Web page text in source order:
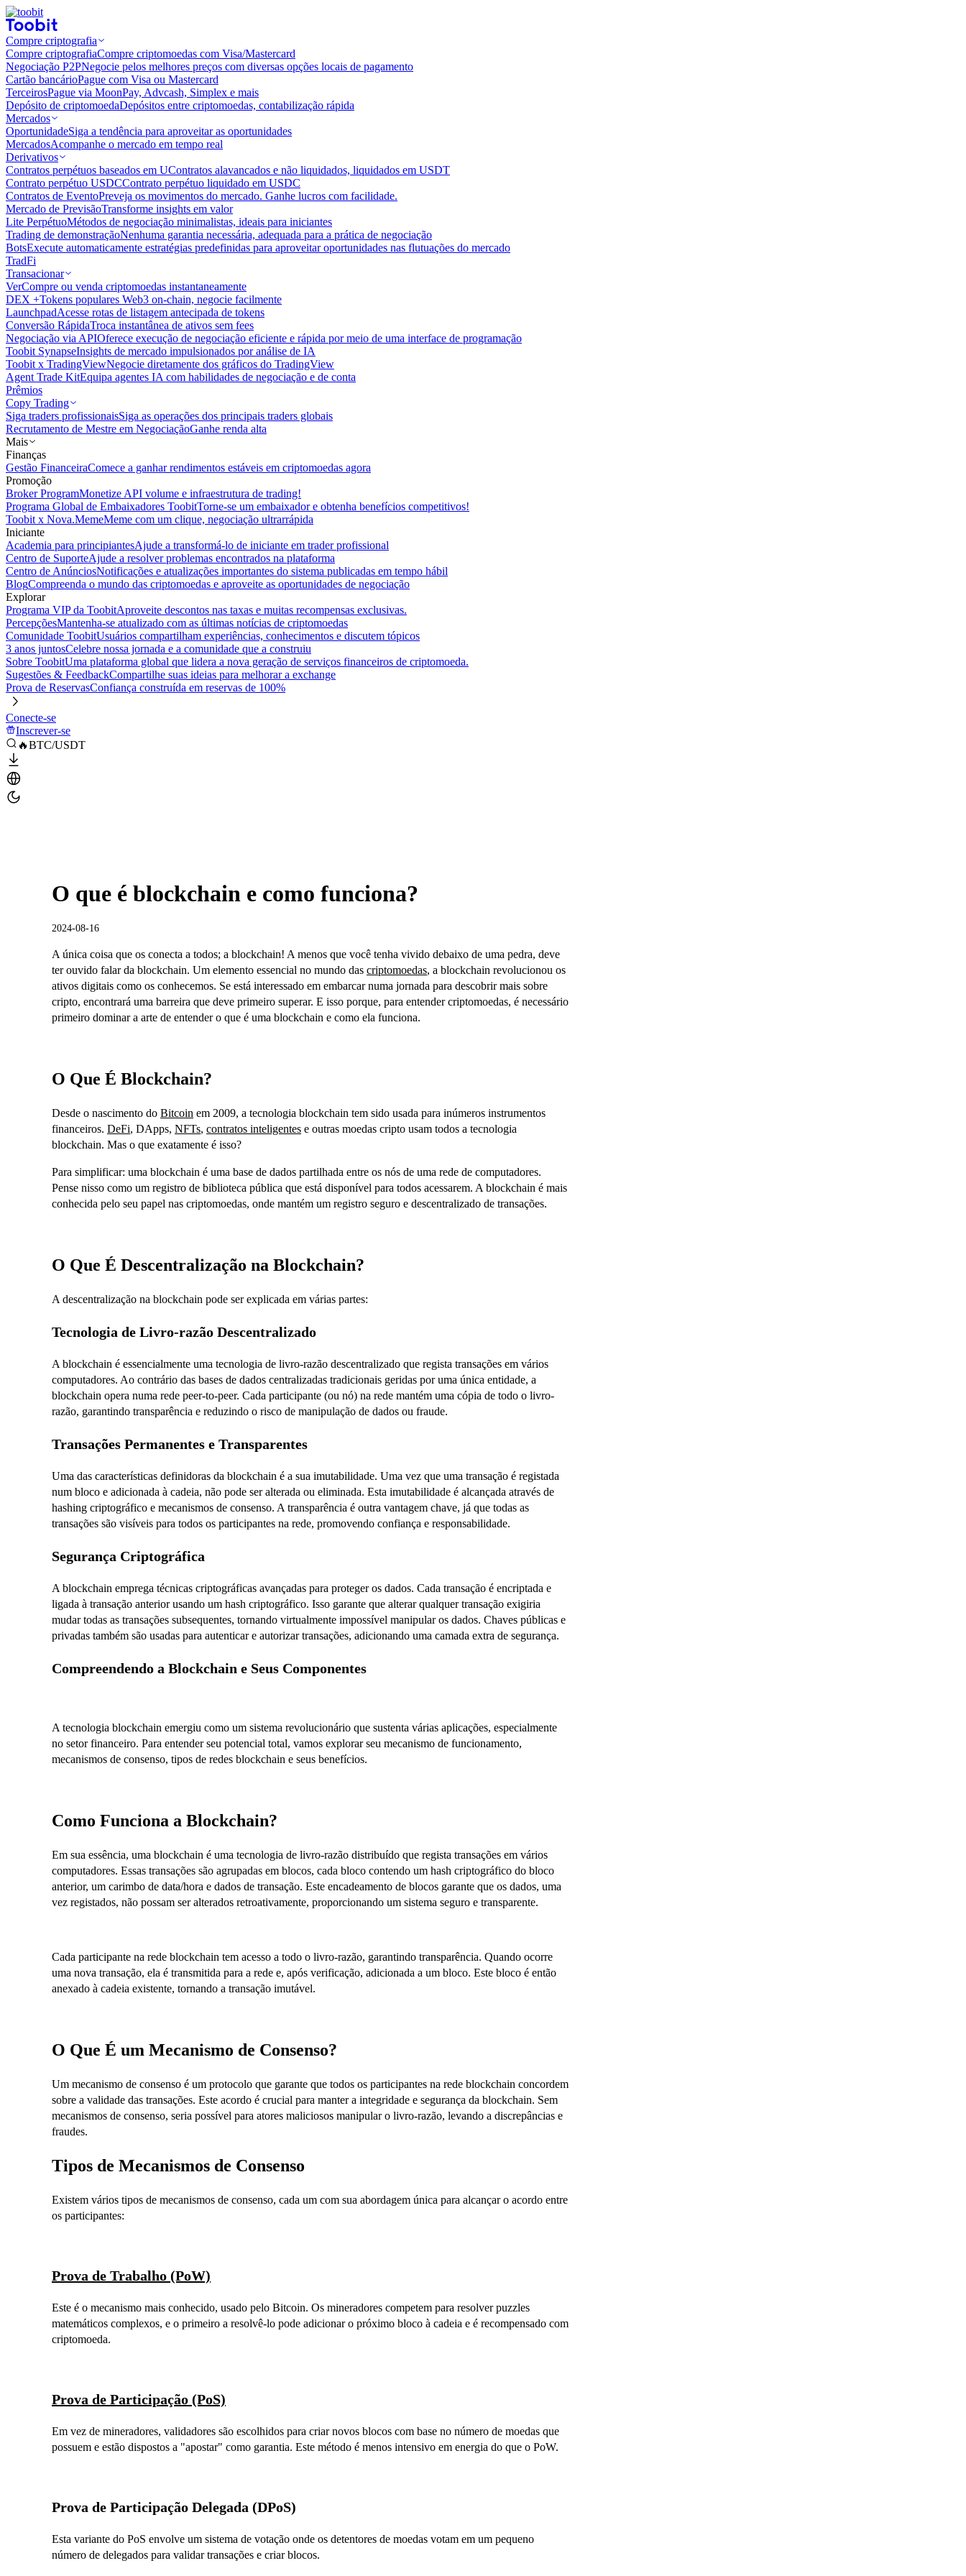
Compre criptografia
Compre criptografiaCompre criptomoedas com Visa/Mastercard
Negociação P2PNegocie pelos melhores preços com diversas opções locais de pagamento
Cartão bancárioPague com Visa ou Mastercard
TerceirosPague via MoonPay, Advcash, Simplex e mais
Depósito de criptomoedaDepósitos entre criptomoedas, contabilização rápida
Mercados
OportunidadeSiga a tendência para aproveitar as oportunidades
MercadosAcompanhe o mercado em tempo real
Derivativos
Contratos perpétuos baseados em UContratos alavancados e não liquidados, liquidados em USDT
Contrato perpétuo USDCContrato perpétuo liquidado em USDC
Contratos de EventoPreveja os movimentos do mercado. Ganhe lucros com facilidade.
Mercado de PrevisãoTransforme insights em valor
Lite PerpétuoMétodos de negociação minimalistas, ideais para iniciantes
Trading de demonstraçãoNenhuma garantia necessária, adequada para a prática de negociação
BotsExecute automaticamente estratégias predefinidas para aproveitar oportunidades nas flutuações do mercado
TradFi
Transacionar
VerCompre ou venda criptomoedas instantaneamente
DEX +Tokens populares Web3 on-chain, negocie facilmente
LaunchpadAcesse rotas de listagem antecipada de tokens
Conversão RápidaTroca instantânea de ativos sem fees
Negociação via APIOferece execução de negociação eficiente e rápida por meio de uma interface de programação
Toobit SynapseInsights de mercado impulsionados por análise de IA
Toobit x TradingViewNegocie diretamente dos gráficos do TradingView
Agent Trade KitEquipa agentes IA com habilidades de negociação e de conta
Prêmios
Copy Trading
Siga traders profissionaisSiga as operações dos principais traders globais
Recrutamento de Mestre em NegociaçãoGanhe renda alta
Mais
Finanças
Gestão FinanceiraComece a ganhar rendimentos estáveis em criptomoedas agora
Promoção
Broker ProgramMonetize API volume e infraestrutura de trading!
Programa Global de Embaixadores ToobitTorne-se um embaixador e obtenha benefícios competitivos!
Toobit x Nova.MemeMeme com um clique, negociação ultrarrápida
Iniciante
Academia para principiantesAjude a transformá-lo de iniciante em trader profissional
Centro de SuporteAjude a resolver problemas encontrados na plataforma
Centro de AnúnciosNotificações e atualizações importantes do sistema publicadas em tempo hábil
BlogCompreenda o mundo das criptomoedas e aproveite as oportunidades de negociação
Explorar
Programa VIP da ToobitAproveite descontos nas taxas e muitas recompensas exclusivas.
PercepçõesMantenha-se atualizado com as últimas notícias de criptomoedas
Comunidade ToobitUsuários compartilham experiências, conhecimentos e discutem tópicos
3 anos juntosCelebre nossa jornada e a comunidade que a construiu
Sobre ToobitUma plataforma global que lidera a nova geração de serviços financeiros de criptomoeda.
Sugestões & FeedbackCompartilhe suas ideias para melhorar a exchange
Prova de ReservasConfiança construída em reservas de 100%
Conecte-se
Inscrever-se
🔥BTC/USDT
O que é blockchain e como funciona?
2024-08-16
A única coisa que os conecta a todos; a blockchain! A menos que você tenha vivido debaixo de uma pedra, deve
ter ouvido falar da blockchain. Um elemento essencial no mundo das criptomoedas, a blockchain revolucionou os
ativos digitais como os conhecemos. Se está interessado em embarcar numa jornada para descobrir mais sobre
cripto, encontrará uma barreira que deve primeiro superar. E isso porque, para entender criptomoedas, é necessário
primeiro dominar a arte de entender o que é uma blockchain e como ela funciona.
O Que É Blockchain?
Desde o nascimento do Bitcoin em 2009, a tecnologia blockchain tem sido usada para inúmeros instrumentos
financeiros. DeFi, DApps, NFTs, contratos inteligentes e outras moedas cripto usam todos a tecnologia
blockchain. Mas o que exatamente é isso?
Para simplificar: uma blockchain é uma base de dados partilhada entre os nós de uma rede de computadores.
Pense nisso como um registro de biblioteca pública que está disponível para todos acessarem. A blockchain é mais
conhecida pelo seu papel nas criptomoedas, onde mantém um registro seguro e descentralizado de transações.
O Que É Descentralização na Blockchain?
A descentralização na blockchain pode ser explicada em várias partes:
Tecnologia de Livro-razão Descentralizado
A blockchain é essencialmente uma tecnologia de livro-razão descentralizado que regista transações em vários
computadores. Ao contrário das bases de dados centralizadas tradicionais geridas por uma única entidade, a
blockchain opera numa rede peer-to-peer. Cada participante (ou nó) na rede mantém uma cópia de todo o livro-
razão, garantindo transparência e reduzindo o risco de manipulação de dados ou fraude.
Transações Permanentes e Transparentes
Uma das características definidoras da blockchain é a sua imutabilidade. Uma vez que uma transação é registada
num bloco e adicionada à cadeia, não pode ser alterada ou eliminada. Esta imutabilidade é alcançada através de
hashing criptográfico e mecanismos de consenso. A transparência é outra vantagem chave, já que todas as
transações são visíveis para todos os participantes na rede, promovendo confiança e responsabilidade.
Segurança Criptográfica
A blockchain emprega técnicas criptográficas avançadas para proteger os dados. Cada transação é encriptada e
ligada à transação anterior usando um hash criptográfico. Isso garante que alterar qualquer transação exigiria
mudar todas as transações subsequentes, tornando virtualmente impossível manipular os dados. Chaves públicas e
privadas também são usadas para autenticar e autorizar transações, adicionando uma camada extra de segurança.
Compreendendo a Blockchain e Seus Componentes
A tecnologia blockchain emergiu como um sistema revolucionário que sustenta várias aplicações, especialmente
no setor financeiro. Para entender seu potencial total, vamos explorar seu mecanismo de funcionamento,
mecanismos de consenso, tipos de redes blockchain e seus benefícios.
Como Funciona a Blockchain?
Em sua essência, uma blockchain é uma tecnologia de livro-razão distribuído que regista transações em vários
computadores. Essas transações são agrupadas em blocos, cada bloco contendo um hash criptográfico do bloco
anterior, um carimbo de data/hora e dados de transação. Este encadeamento de blocos garante que os dados, uma
vez registados, não possam ser alterados retroativamente, proporcionando um sistema seguro e transparente.
Cada participante na rede blockchain tem acesso a todo o livro-razão, garantindo transparência. Quando ocorre
uma nova transação, ela é transmitida para a rede e, após verificação, adicionada a um bloco. Este bloco é então
anexado à cadeia existente, tornando a transação imutável.
O Que É um Mecanismo de Consenso?
Um mecanismo de consenso é um protocolo que garante que todos os participantes na rede blockchain concordem
sobre a validade das transações. Este acordo é crucial para manter a integridade e segurança da blockchain. Sem
mecanismos de consenso, seria possível para atores maliciosos manipular o livro-razão, levando a discrepâncias e
fraudes.
Tipos de Mecanismos de Consenso
Existem vários tipos de mecanismos de consenso, cada um com sua abordagem única para alcançar o acordo entre
os participantes:
Prova de Trabalho (PoW)
Este é o mecanismo mais conhecido, usado pelo Bitcoin. Os mineradores competem para resolver puzzles
matemáticos complexos, e o primeiro a resolvê-lo pode adicionar o próximo bloco à cadeia e é recompensado com
criptomoeda.
Prova de Participação (PoS)
Em vez de mineradores, validadores são escolhidos para criar novos blocos com base no número de moedas que
possuem e estão dispostos a "apostar" como garantia. Este método é menos intensivo em energia do que o PoW.
Prova de Participação Delegada (DPoS)
Esta variante do PoS envolve um sistema de votação onde os detentores de moedas votam em um pequeno
número de delegados para validar transações e criar blocos.